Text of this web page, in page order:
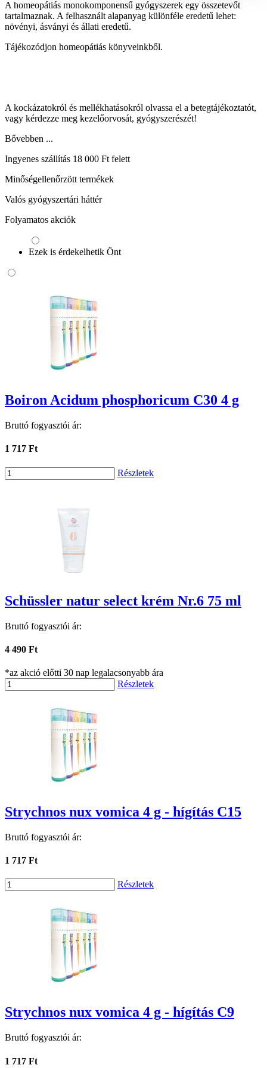
A homeopátiás monokomponensű gyógyszerek egy összetevőt
tartalmaznak. A felhasznált alapanyag különféle eredetű lehet:
növényi, ásványi és állati eredetű.
Tájékozódjon homeopátiás könyveinkből.
A kockázatokról és mellékhatásokról olvassa el a betegtájékoztatót,
vagy kérdezze meg kezelőorvosát, gyógyszerészét!
Bővebben ...
Ingyenes szállítás 18 000 Ft felett
Minőségellenőrzött termékek
Valós gyógyszertári háttér
Folyamatos akciók
Ezek is érdekelhetik Önt
Boiron Acidum phosphoricum C30 4 g
Bruttó fogyasztói ár:
1 717 Ft
Részletek
Schüssler natur select krém Nr.6 75 ml
Bruttó fogyasztói ár:
4 490 Ft
*az akció előtti 30 nap legalacsonyabb ára
Részletek
Strychnos nux vomica 4 g - hígítás C15
Bruttó fogyasztói ár:
1 717 Ft
Részletek
Strychnos nux vomica 4 g - hígítás C9
Bruttó fogyasztói ár:
1 717 Ft